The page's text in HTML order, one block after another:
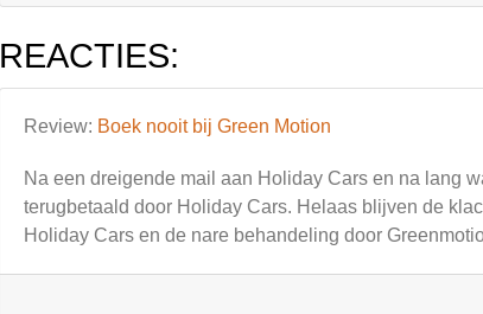
REACTIES:
Review: Boek nooit bij Green Motion
Na een dreigende mail aan Holiday Cars en na lang
terugbetaald door Holiday Cars. Helaas blijven de
Holiday Cars en de nare behandeling door